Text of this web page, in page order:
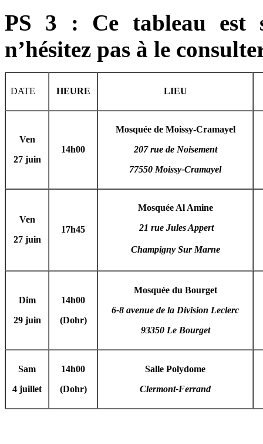
PS 3 : Ce tableau est
n’hésitez pas à le
DATE HEURE LIEU
Ven
27 juin
14h00
Mosquée de Moissy-Cramayel
207 rue de Noisement
77550 Moissy-Cramayel
Ven
27 juin
17h45
Mosquée Al Amine
21 rue Jules Appert
Champigny Sur Marne
Dim
29 juin
14h00
(Dohr)
Mosquée du Bourget
6-8 avenue de la Division Leclerc
93350 Le Bourget
Sam
4 juillet
14h00
(Dohr)
Salle Polydome
Clermont-Ferrand